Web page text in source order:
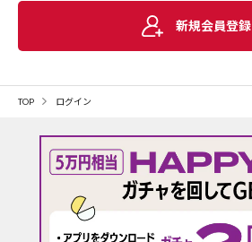
新規会員登録
TOP ログイン